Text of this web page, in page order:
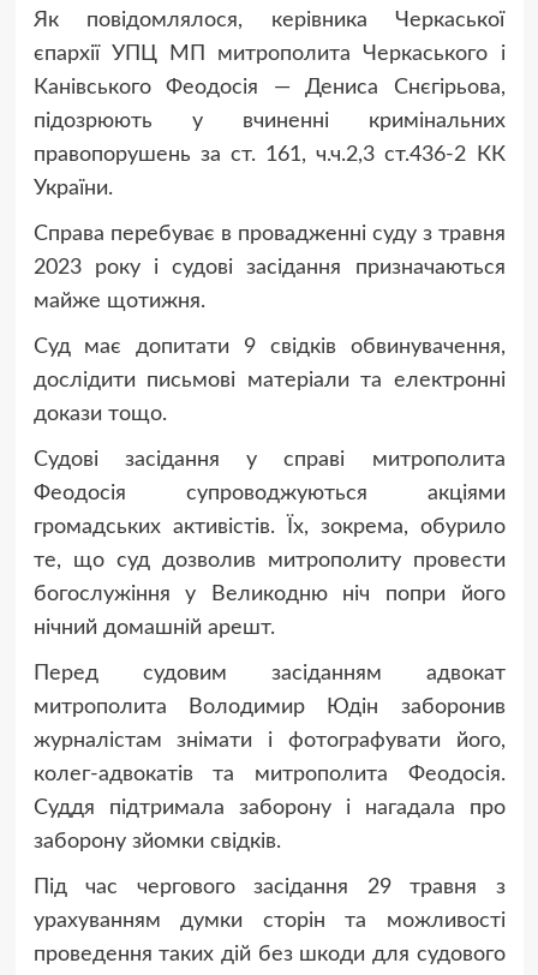
Як повідомлялося, керівника Черкаської
єпархії УПЦ МП митрополита Черкаського і
Канівського Феодосія — Дениса Снєгірьова,
підозрюють у вчиненні кримінальних
правопорушень за ст. 161, ч.ч.2,3 ст.436-2 КК
України.
Справа перебуває в провадженні суду з травня
2023 року і судові засідання призначаються
майже щотижня.
Суд має допитати 9 свідків обвинувачення,
дослідити письмові матеріали та електронні
докази тощо.
Судові засідання у справі митрополита
Феодосія супроводжуються акціями
громадських активістів. Їх, зокрема, обурило
те, що суд дозволив митрополиту провести
богослужіння у Великодню ніч попри його
нічний домашній арешт.
Перед судовим засіданням адвокат
митрополита Володимир Юдін заборонив
журналістам знімати і фотографувати його,
колег-адвокатів та митрополита Феодосія.
Суддя підтримала заборону і нагадала про
заборону зйомки свідків.
Під час чергового засідання 29 травня з
урахуванням думки сторін та можливості
проведення таких дій без шкоди для судового